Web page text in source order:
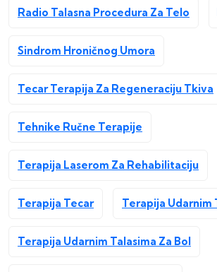
Radio Talasna Procedura Za Telo
Sindrom Hroničnog Umora
Tecar Terapija Za Regeneraciju Tkiva
Tehnike Ručne Terapije
Terapija Laserom Za Rehabilitaciju
Terapija Tecar Terapija Udarnim
Terapija Udarnim Talasima Za Bol